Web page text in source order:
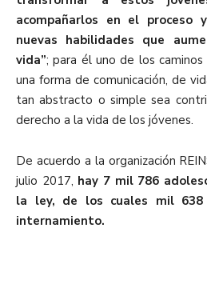
acompañarlos en el proceso
nuevas habilidades que
vida”; para él uno de los
una forma de comunicación, de
tan abstracto o simple sea
derecho a la vida de los jóvenes.
De acuerdo a la organización
julio 2017, hay 7 mil 786
la ley, de los cuales mil
internamiento.